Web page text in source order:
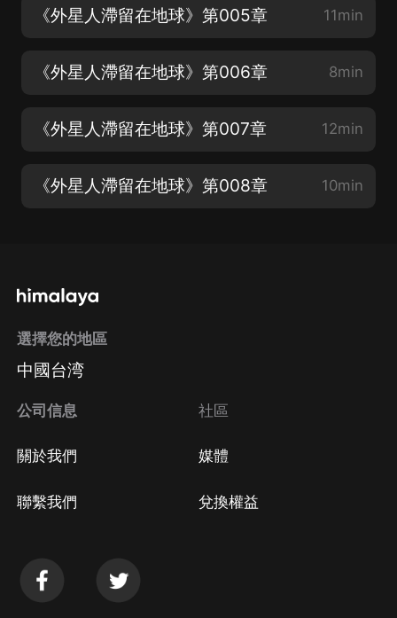
《外星人滯留在地球》第005章 11min
《外星人滯留在地球》第006章 8min
《外星人滯留在地球》第007章 12min
《外星人滯留在地球》第008章 10min
選擇您的地區
中國台湾
公司信息
關於我們
聯繫我們
社區
媒體
兌換權益